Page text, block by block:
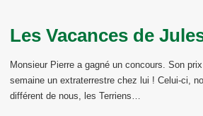
Les Vacances de
Monsieur Pierre a gagné un concours. Son
semaine un extraterrestre chez lui ! Celui-ci,
différent de nous, les Terriens…